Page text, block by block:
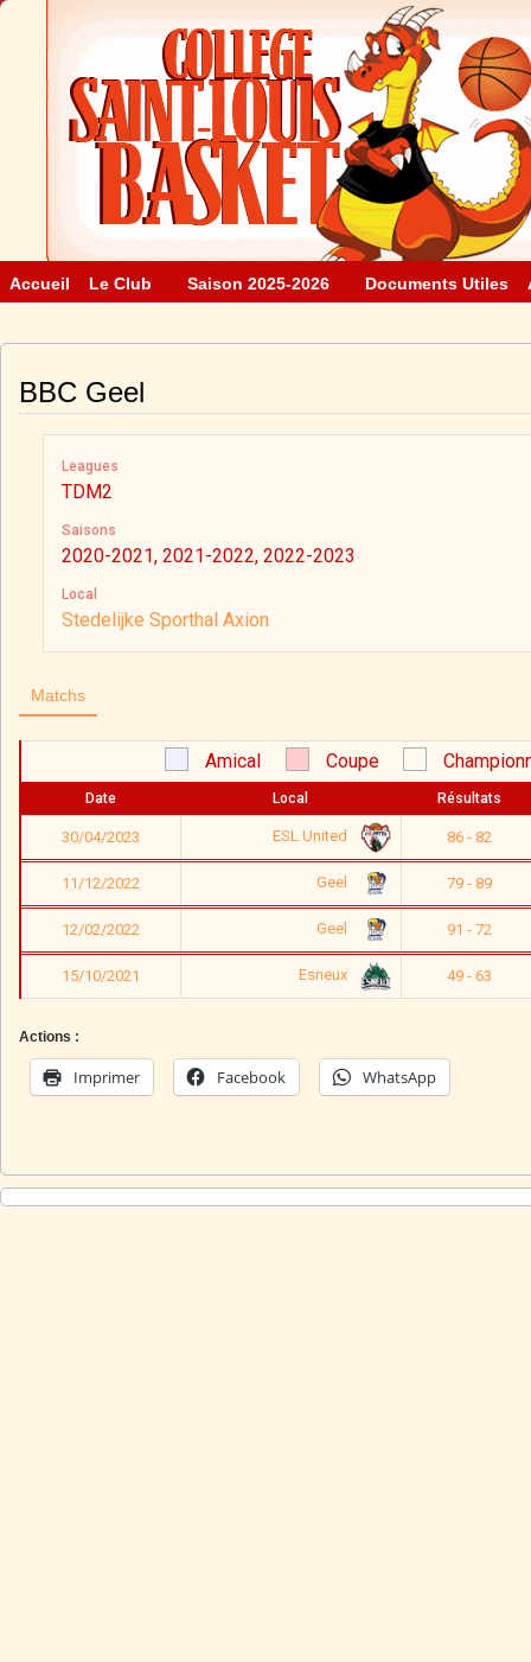
Accueil Le Club Saison 2025-2026 Documents Utiles
BBC Geel
Leagues
TDM2
Saisons
2020-2021, 2021-2022, 2022-2023
Local
Stedelijke Sporthal Axion
Matchs
Amical Coupe
Date Local Résultats
30/04/2023 ESL United 86 - 82
11/12/2022 Geel 79 - 89
12/02/2022 Geel 91 - 72
15/10/2021 Esneux 49 - 63
Actions :
Imprimer Facebook WhatsApp